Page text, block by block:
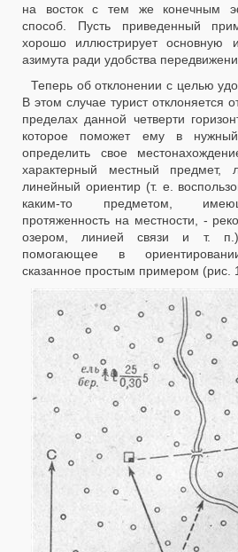
на восток с тем же конечным
способ. Пусть приведенный
хорошо иллюстрирует основную
азимута ради удобства
Теперь об отклонении с целью
В этом случае турист отклоняется
пределах данной четверти
которое поможет ему в
определить свое
характерный местный предмет,
линейный ориентир (т. е.
каким-то предметом,
протяженность на местности, -
озером, линией связи и т.
помогающее в
сказанное простым примером (рис.